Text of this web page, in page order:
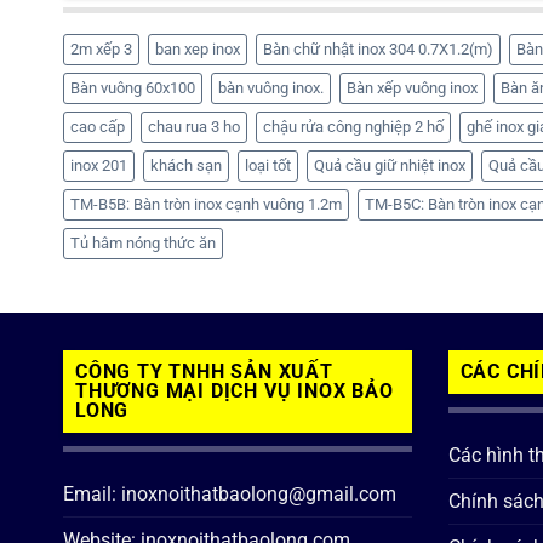
2m xếp 3 ban xep inox Bàn chữ nhật inox 304 0.7X1.2(m)
Bàn vuông 60x100 bàn vuông inox. Bàn xếp vuông inox Bàn
cao cấp chau rua 3 ho chậu rửa công nghiệp 2 hố ghế inox
inox 201 khách sạn loại tốt Quả cầu giữ nhiệt inox Quả
TM-B5B: Bàn tròn inox cạnh vuông 1.2m TM-B5C: Bàn tròn inox
Tủ hâm nóng thức ăn
CÔNG TY TNHH SẢN XUẤT
THƯƠNG MẠI DỊCH VỤ INOX BẢO
LONG
Email: inoxnoithatbaolong@gmail.com
CÁC
Các hình
Chính